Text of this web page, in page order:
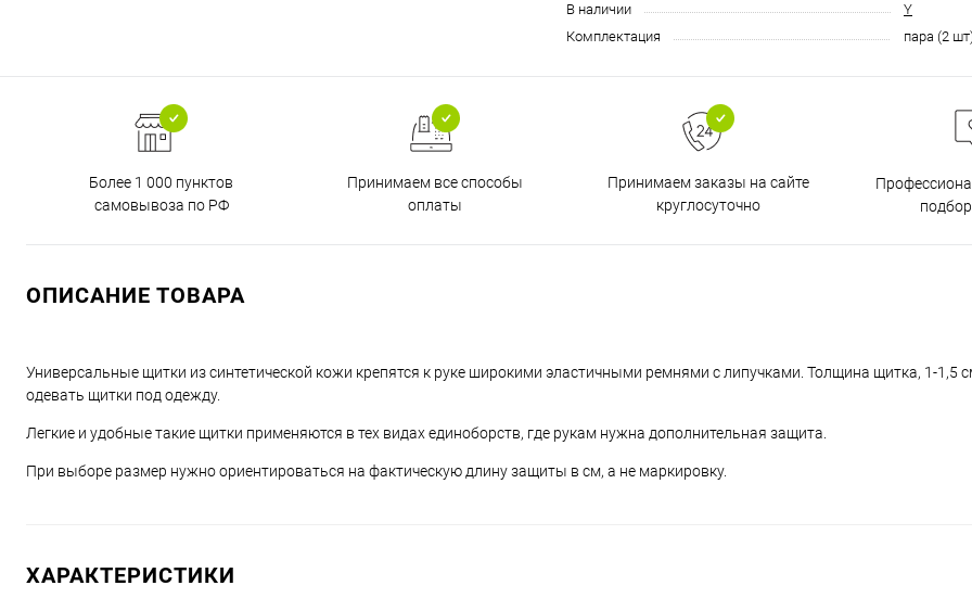
В наличии
Y
Комплектация
пара (2
Более 1 000 пунктов
самовывоза по РФ
Принимаем все способы
оплаты
Принимаем заказы на сайте
круглосуточно
ОПИСАНИЕ ТОВАРА
Универсальные щитки из синтетической кожи крепятся к руке широкими эластичными ремнями с липучками. Толщина щитка, 1-1,5
одевать щитки под одежду.
Легкие и удобные такие щитки применяются в тех видах единоборств, где рукам нужна дополнительная защита.
При выборе размер нужно ориентироваться на фактическую длину защиты в см, а не маркировку.
ХАРАКТЕРИСТИКИ